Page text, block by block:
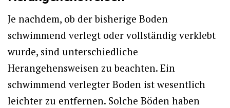
Je nachdem, ob der bisherige Boden
schwimmend verlegt oder vollständig verklebt
wurde, sind unterschiedliche
Herangehensweisen zu beachten. Ein
schwimmend verlegter Boden ist wesentlich
leichter zu entfernen. Solche Böden haben